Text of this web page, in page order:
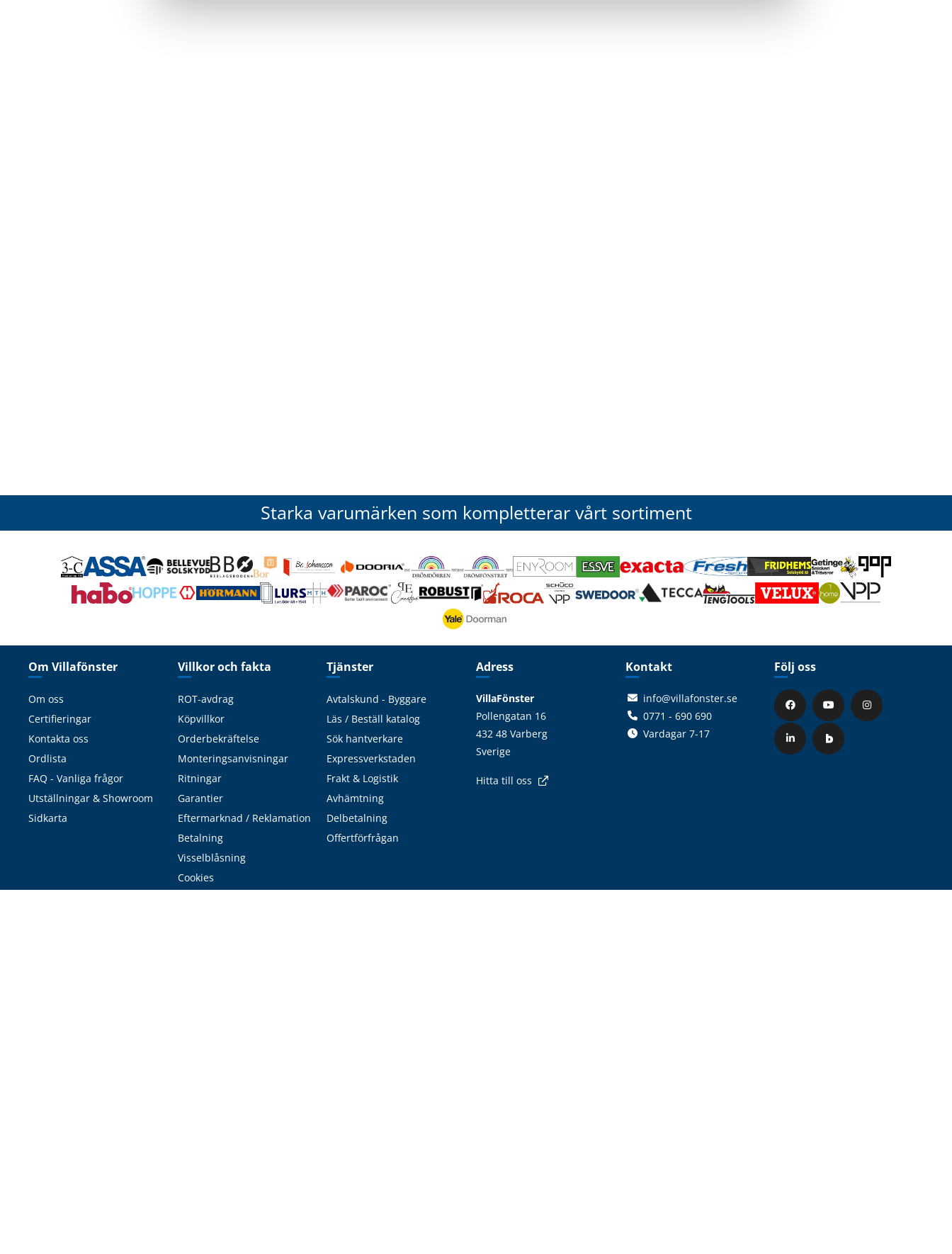
Starka varumärken som kompletterar vårt sortiment
Om Villafönster
Om oss
Certifieringar
Kontakta oss
Ordlista
FAQ - Vanliga frågor
Utställningar & Showroom
Sidkarta
Villkor och fakta
ROT-avdrag
Köpvillkor
Orderbekräftelse
Monteringsanvisningar
Ritningar
Garantier
Eftermarknad / Reklamation
Betalning
Visselblåsning
Cookies
Tjänster
Avtalskund - Byggare
Läs / Beställ katalog
Sök hantverkare
Expressverkstaden
Frakt & Logistik
Avhämtning
Delbetalning
Offertförfrågan
Adress
VillaFönster
Pollengatan 16
432 48 Varberg
Sverige
Hitta till oss
Kontakt
info@villafonster.se
0771 - 690 690
Vardagar 7-17
Följ oss